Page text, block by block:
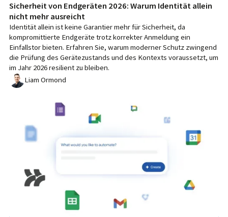
Sicherheit von Endgeräten 2026: Warum Identität allein
nicht mehr ausreicht
Identität allein ist keine Garantier mehr für Sicherheit, da
kompromittierte Endgeräte trotz korrekter Anmeldung ein
Einfallstor bieten. Erfahren Sie, warum moderner Schutz zwingend
die Prüfung des Gerätezustands und des Kontexts voraussetzt, um
im Jahr 2026 resilient zu bleiben.
Liam Ormond